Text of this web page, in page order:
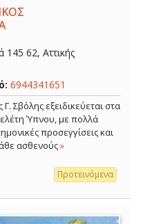
145 62, Αττικής
6944341651
Σβόλης εξειδικεύεται στα
Ύπνου, με πολλά
προσεγγίσεις και
ασθενούς»
Προτεινόμενα